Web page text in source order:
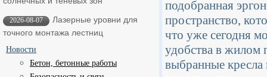
2026-08-07
Лазерные уровни для
точного монтажа лестниц
Новости
Бетон, бетонные работы
подобранная
пространство,
что уже сегодня
удобства в жилом
выбранные кресла